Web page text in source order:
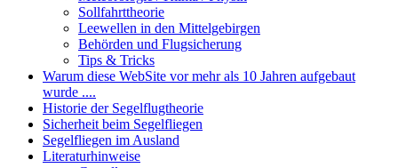
Sollfahrttheorie
Leewellen in den Mittelgebirgen
Behörden und Flugsicherung
Tips & Tricks
Warum diese WebSite vor mehr als 10 Jahren aufgebaut
wurde ....
Historie der Segelflugtheorie
Sicherheit beim Segelfliegen
Segelfliegen im Ausland
Literaturhinweise